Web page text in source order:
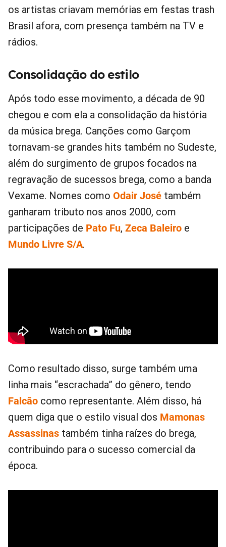
os artistas criavam memórias em festas trash
Brasil afora, com presença também na TV e
rádios.
Consolidação do estilo
Após todo esse movimento, a década de 90
chegou e com ela a consolidação da história
da música brega. Canções como Garçom
tornavam-se grandes hits também no Sudeste,
além do surgimento de grupos focados na
regravação de sucessos brega, como a banda
Vexame. Nomes como Odair José também
ganharam tributo nos anos 2000, com
participações de Pato Fu, Zeca Baleiro e
Mundo Livre S/A.
Como resultado disso, surge também uma
linha mais “escrachada” do gênero, tendo
Falcão como representante. Além disso, há
quem diga que o estilo visual dos Mamonas
Assassinas também tinha raízes do brega,
contribuindo para o sucesso comercial da
época.